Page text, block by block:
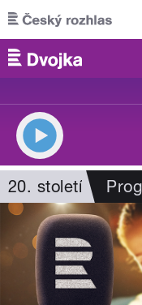
Přejít k hlavnímu obsahu
20. století